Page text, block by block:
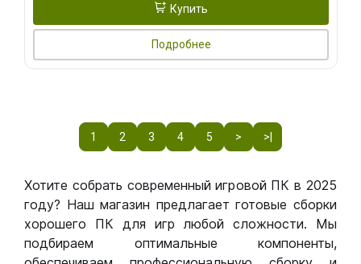
Купить
Подробнее
1 2 3 4 5 > >|
Хотите собрать современный игровой ПК в 2025
году? Наш магазин предлагает готовые сборки
хорошего ПК для игр любой сложности. Мы
подбираем оптимальные компоненты,